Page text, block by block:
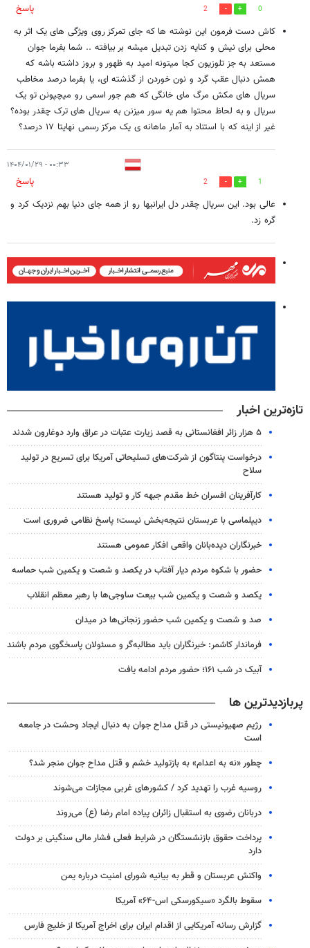
0
2
پاسخ
کاش دست فرمون این نوشته ها که جای تمرکز روی ویژگی های یک اثر به
محلی برای نیش و کنایه زدن تبدیل میشه بر بیافته .. شما بفرما جوان
مستعد به جز تلوزیون کجا میتونه امید به ظهور و بروز داشته باشه که
همش دنبال عقب گرد و نون خوردن از گذشته ای، یا بفرما درصد مخاطب
سریال های مکش مرگ مای خانگی که هم جور اسمی رو میچپونن تو یک
سریال و به لحاظ محتوا هم یه سور میزنن به سریال های ترک چقدر بوده؟
غیر از اینه که با استناد به آمار ماهانه ی یک مرکز رسمی نهایتا ۱۷ درصد؟
۰۰:۳۳ - ۱۴۰۴/۰۱/۲۹
1
2
پاسخ
عالی بود. این سریال چقدر دل ایرانیها رو از همه جای دنیا بهم نزدیک کرد و
گره زد.
تازه‌ترین اخبار
۵ هزار زائر افغانستانی به قصد زیارت عتبات در عراق وارد دوغارون شدند
درخواست پنتاگون از شرکت‌های تسلیحاتی آمریکا برای تسریع در تولید
سلاح
کارآفرینان افسران خط مقدم جبهه کار و تولید هستند
دیپلماسی با عربستان نتیجه‌بخش نیست؛ پاسخ نظامی ضروری است
خبرنگاران دیده‌بانان واقعی افکار عمومی هستند
حضور با شکوه مردم دیار آفتاب در یکصد و شصت و یکمین شب حماسه
یکصد و شصت و یکمین شب بیعت ساوجی‌ها با رهبر معظم انقلاب
صد و شصت و یکمین شب حضور زنجانی‌ها در میدان
فرماندار کاشمر: خبرنگاران باید مطالبه‌گر و مسئولان پاسخگوی مردم باشند
آبیک در شب ۱۶۱؛ حضور مردم ادامه یافت
پربازدیدترین ها
رژیم صهیونیستی در قتل مداح جوان به دنبال ایجاد وحشت در جامعه
است
چطور «نه به اعدام» به بازتولید خشم و قتل مداح جوان منجر شد؟
روسیه غرب را تهدید کرد / کشورهای غربی مجازات می‌شوند
دربانان رضوی به استقبال زائران پیاده امام رضا (ع) می‌روند
پرداخت حقوق بازنشستگان در شرایط فعلی فشار مالی سنگینی بر دولت
دارد
واکنش عربستان و قطر به بیانیه شورای امنیت درباره یمن
سقوط بالگرد «سیکورسکی اس-۶۴» آمریکا
گزارش رسانه آمریکایی از اقدام ایران برای اخراج آمریکا از خلیج فارس